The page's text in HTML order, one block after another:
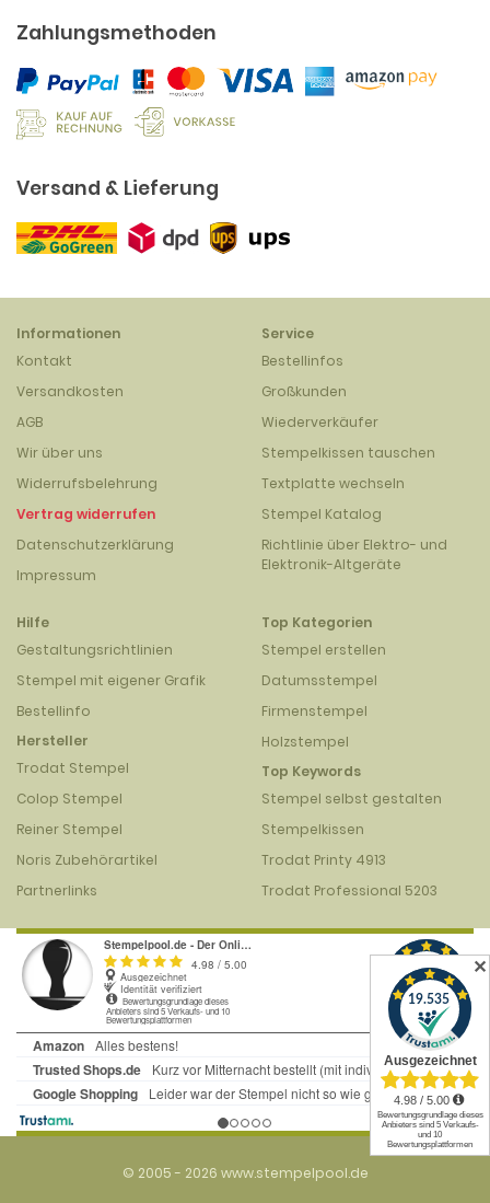
Zahlungsmethoden
Versand & Lieferung
Informationen
Kontakt
Versandkosten
AGB
Wir über uns
Widerrufsbelehrung
Vertrag widerrufen
Datenschutzerklärung
Impressum
Service
Bestellinfos
Großkunden
Wiederverkäufer
Stempelkissen tauschen
Textplatte wechseln
Stempel Katalog
Richtlinie über Elektro- und
Elektronik-Altgeräte
Hilfe
Gestaltungsrichtlinien
Stempel mit eigener Grafik
Bestellinfo
Hersteller
Trodat Stempel
Colop Stempel
Reiner Stempel
Noris Zubehörartikel
Partnerlinks
Top Kategorien
Stempel erstellen
Datumsstempel
Firmenstempel
Holzstempel
Top Keywords
Stempel selbst gestalten
Stempelkissen
Trodat Printy 4913
Trodat Professional 5203
© 2005 - 2026 www.stempelpool.de
✕